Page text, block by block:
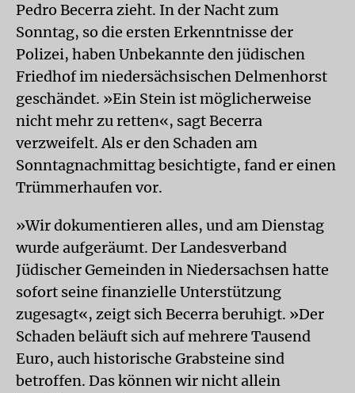
Pedro Becerra zieht. In der Nacht zum
Sonntag, so die ersten Erkenntnisse der
Polizei, haben Unbekannte den jüdischen
Friedhof im niedersächsischen Delmenhorst
geschändet. »Ein Stein ist möglicherweise
nicht mehr zu retten«, sagt Becerra
verzweifelt. Als er den Schaden am
Sonntagnachmittag besichtigte, fand er einen
Trümmerhaufen vor.
»Wir dokumentieren alles, und am Dienstag
wurde aufgeräumt. Der Landesverband
Jüdischer Gemeinden in Niedersachsen hatte
sofort seine finanzielle Unterstützung
zugesagt«, zeigt sich Becerra beruhigt. »Der
Schaden beläuft sich auf mehrere Tausend
Euro, auch historische Grabsteine sind
betroffen. Das können wir nicht allein